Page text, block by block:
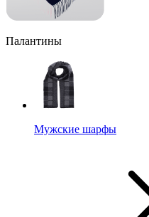
Палантины
Мужские шарфы